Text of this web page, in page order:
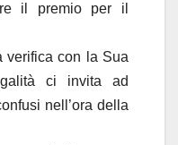
il premio per il
verifica con la Sua
ci invita ad
nell’ora della